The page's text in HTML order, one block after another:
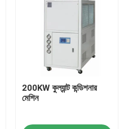
200KW কুল্যান্ট কন্ডিশনার
মেশিন